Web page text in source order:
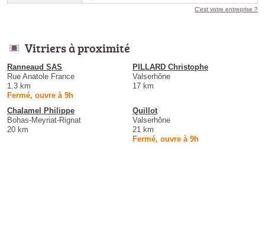
C'est votre entreprise ?
Vitriers à proximité
Ranneaud SAS
Rue Anatole France
1.3 km
Fermé, ouvre à 9h
PILLARD Christophe
Valserhône
17 km
Chalamel Philippe
Bohas-Meyriat-Rignat
20 km
Quillot
Valserhône
21 km
Fermé, ouvre à 9h